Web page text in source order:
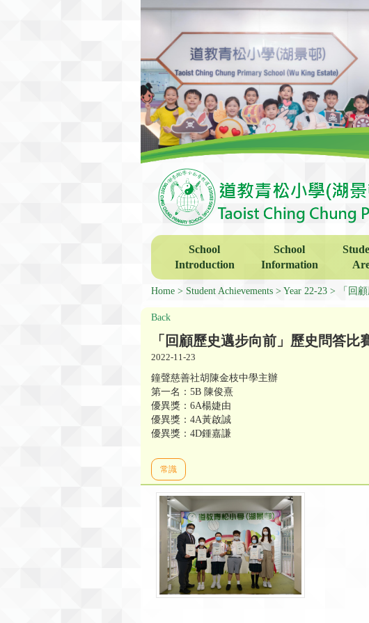
School
Introduction
School
Information
Home Student Achievements Year 22-23 「回
Back
「回顧歷史邁步向前」歷史問答比
2022-11-23
鐘聲慈善社胡陳金枝中學主辦
第一名：5B 陳俊熹
優異獎：6A楊婕由
優異獎：4A黃啟誠
優異獎：4D鍾嘉謙
常識